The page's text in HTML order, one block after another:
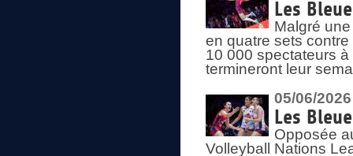
Les
Malgré
en quatre sets
10 000 spectateurs
termineront leur
05/06/2026
Les
Opposée
Volleyball Nations